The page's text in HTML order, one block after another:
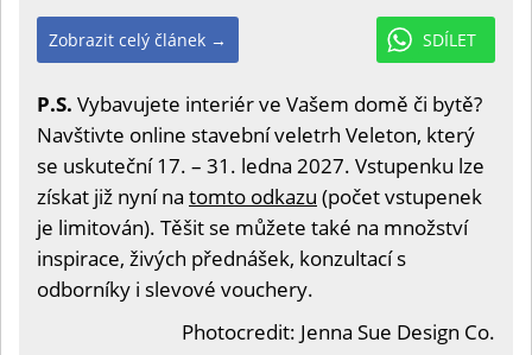
SDÍLET
Zobrazit celý článek →
P.S. Vybavujete interiér ve Vašem domě či bytě?
Navštivte online stavební veletrh Veleton, který
se uskuteční 17. – 31. ledna 2027. Vstupenku lze
získat již nyní na tomto odkazu (počet vstupenek
je limitován). Těšit se můžete také na množství
inspirace, živých přednášek, konzultací s
odborníky i slevové vouchery.
Photocredit: Jenna Sue Design Co.